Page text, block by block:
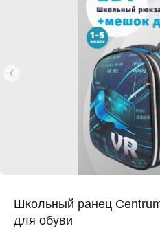
Школьный ранец
для обуви